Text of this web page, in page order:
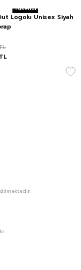
Tükendi
Logolu Unisex Siyah
TL